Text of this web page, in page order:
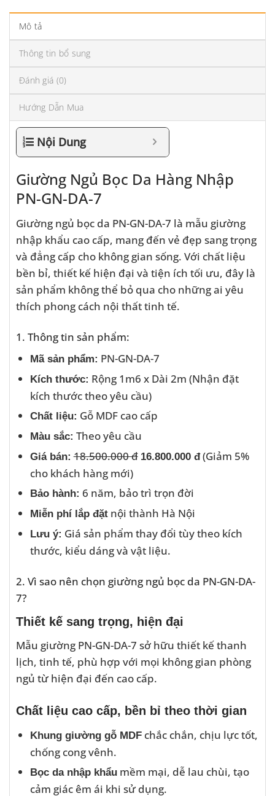
Mô tả
Thông tin bổ sung
Đánh giá (0)
Hướng Dẫn Mua
Nội Dung
Giường Ngủ Bọc Da Hàng Nhập
PN-GN-DA-7
Giường ngủ bọc da PN-GN-DA-7 là mẫu giường
nhập khẩu cao cấp, mang đến vẻ đẹp sang trọng
và đẳng cấp cho không gian sống. Với chất liệu
bền bỉ, thiết kế hiện đại và tiện ích tối ưu, đây là
sản phẩm không thể bỏ qua cho những ai yêu
thích phong cách nội thất tinh tế.
1. Thông tin sản phẩm:
Mã sản phẩm: PN-GN-DA-7
Kích thước: Rộng 1m6 x Dài 2m (Nhận đặt
kích thước theo yêu cầu)
Chất liệu: Gỗ MDF cao cấp
Màu sắc: Theo yêu cầu
Giá bán: 18.500.000 đ 16.800.000 đ(Giảm 5%
cho khách hàng mới)
Bảo hành: 6 năm, bảo trì trọn đời
Miễn phí lắp đặtnội thành Hà Nội
Lưu ý: Giá sản phẩm thay đổi tùy theo kích
thước, kiểu dáng và vật liệu.
2. Vì sao nên chọn giường ngủ bọc da PN-GN-DA-
7?
Thiết kế sang trọng, hiện đại
Mẫu giường PN-GN-DA-7 sở hữu thiết kế thanh
lịch, tinh tế, phù hợp với mọi không gian phòng
ngủ từ hiện đại đến cao cấp.
Chất liệu cao cấp, bền bỉ theo thời gian
Khung giường gỗ MDFchắc chắn, chịu lực tốt,
chống cong vênh.
Bọc da nhập khẩumềm mại, dễ lau chùi, tạo
cảm giác êm ái khi sử dụng.